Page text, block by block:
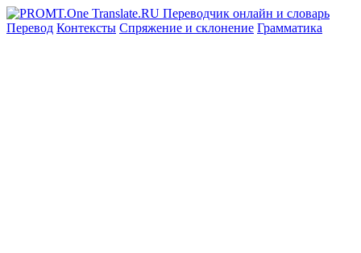
Перевод Контексты Спряжение и склонение Грамматика